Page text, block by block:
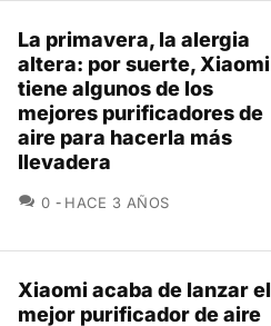
La primavera, la alergia
altera: por suerte, Xiaomi
tiene algunos de los
mejores purificadores de
aire para hacerla más
llevadera
0 COMENTARIOS
HACE 3 AÑOS
Xiaomi acaba de lanzar el
mejor purificador de aire